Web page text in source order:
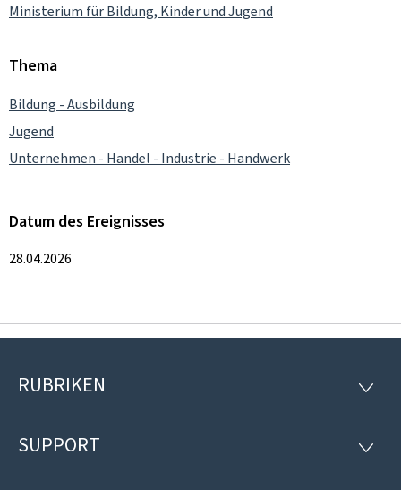
Ministerium für Bildung, Kinder und Jugend
Thema
Bildung - Ausbildung
Jugend
Unternehmen - Handel - Industrie - Handwerk
Datum des Ereignisses
28.04.2026
Footer
RUBRIKEN
SUPPORT